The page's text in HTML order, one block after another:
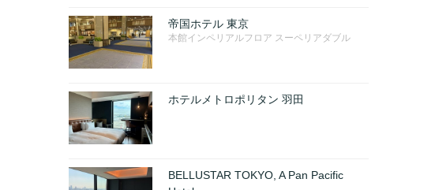
帝国ホテル 東京
本館インペリアルフロア スーペリアダブル
ホテルメトロポリタン 羽田
BELLUSTAR TOKYO, A Pan Pacific